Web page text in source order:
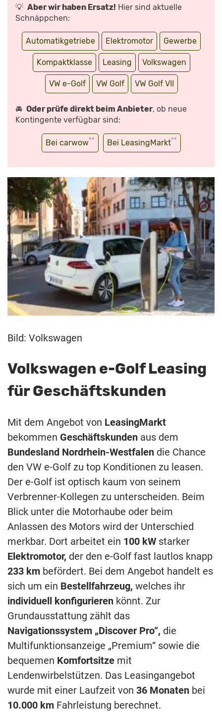
💡 Aber wir haben Ersatz! Hier sind aktuelle
Schnäppchen:
Automatikgetriebe Elektromotor Gewerbe
Kompaktklasse Leasing Volkswagen
VW e-Golf VW Golf VW Golf VII
🚘 Oder prüfe direkt beim Anbieter, ob neue
Kontingente verfügbar sind:
Bei carwow** Bei LeasingMarkt**
Bild: Volkswagen
Volkswagen e-Golf Leasing
für Geschäftskunden
Mit dem Angebot von LeasingMarkt
bekommen Geschäftskunden aus dem
Bundesland Nordrhein-Westfalen die Chance
den VW e-Golf zu top Konditionen zu leasen.
Der e-Golf ist optisch kaum von seinem
Verbrenner-Kollegen zu unterscheiden. Beim
Blick unter die Motorhaube oder beim
Anlassen des Motors wird der Unterschied
merkbar. Dort arbeitet ein 100 kW starker
Elektromotor, der den e-Golf fast lautlos knapp
233 km befördert. Bei dem Angebot handelt es
sich um ein Bestellfahrzeug, welches ihr
individuell konfigurieren könnt. Zur
Grundausstattung zählt das
Navigationssystem „Discover Pro“, die
Multifunktionsanzeige „Premium“ sowie die
bequemen Komfortsitze mit
Lendenwirbelstützen. Das Leasingangebot
wurde mit einer Laufzeit von 36 Monaten bei
10.000 km Fahrleistung berechnet.